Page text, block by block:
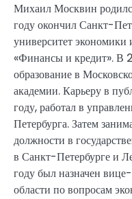
Михаил Москвин
году окончил Санкт-
университет
«Финансы и кредит». В
образование в
академии. Карьеру в
году, работал в
Петербурга. Затем
должности в
в Санкт-Петербурге и
году был назначен
области по вопросам